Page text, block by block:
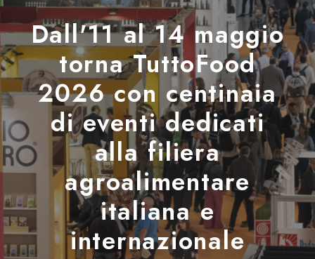
LA RIVISTA
CONTATTI
CLUB DEGUSTA
STORE
RICERCA
Dall'11 al 14 maggio
torna TuttoFood
2026 con centinaia
di eventi dedicati
alla filiera
agroalimentare
italiana e
internazionale